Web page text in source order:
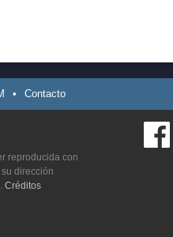
• Contacto
reproducida con
dirección
Créditos